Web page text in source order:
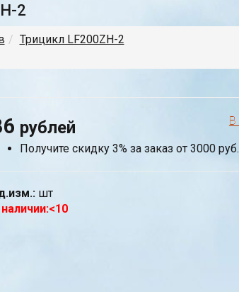
2
Трицикл LF200ZH-2
рублей
Получите скидку 3% за заказ от 3000 руб.
шт